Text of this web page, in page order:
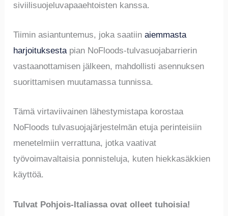
siviilisuojeluvapaaehtoisten kanssa.
Tiimin asiantuntemus, joka saatiinaiemmasta
harjoituksestapian NoFloods-tulvasuojabarrierin
vastaanottamisen jälkeen, mahdollisti asennuksen
suorittamisen muutamassa tunnissa.
Tämä virtaviivainen lähestymistapa korostaa
NoFloods tulvasuojajärjestelmän etuja perinteisiin
menetelmiin verrattuna, jotka vaativat
työvoimavaltaisia ponnisteluja, kuten hiekkasäkkien
käyttöä.
Tulvat Pohjois-Italiassa ovat olleet tuhoisia!